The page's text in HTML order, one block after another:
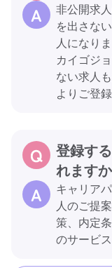
非公開求
を出さな
人になり
カイゴジ
ない求人
よりご登
登録す
れます
キャリア
人のご提
策、内定
のサービ